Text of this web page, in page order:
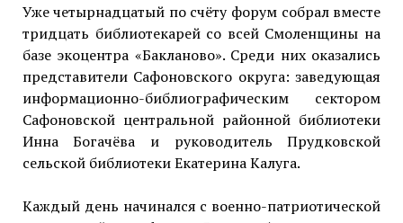
Уже четырнадцатый по счёту форум собрал вместе
тридцать библиотекарей со всей Смоленщины на
базе экоцентра «Бакланово». Среди них оказались
представители Сафоновского округа: заведующая
информационно-библиографическим сектором
Сафоновской центральной районной библиотеки
Инна Богачёва и руководитель Прудковской
сельской библиотеки Екатерина Калуга.
Каждый день начинался с военно-патриотической